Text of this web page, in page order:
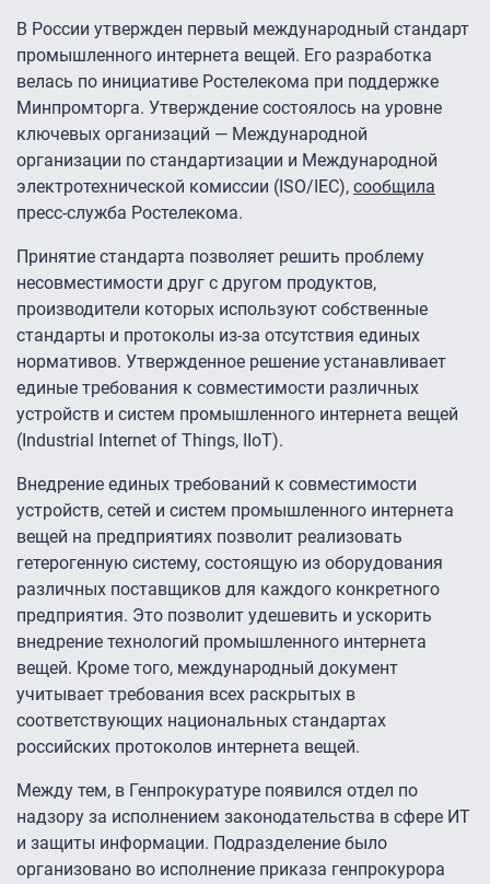
В России утвержден первый международный стандарт
промышленного интернета вещей. Его разработка
велась по инициативе Ростелекома при поддержке
Минпромторга. Утверждение состоялось на уровне
ключевых организаций — Международной
организации по стандартизации и Международной
электротехнической комиссии (ISO/IEC), сообщила
пресс-служба Ростелекома.
Принятие стандарта позволяет решить проблему
несовместимости друг с другом продуктов,
производители которых используют собственные
стандарты и протоколы из-за отсутствия единых
нормативов. Утвержденное решение устанавливает
единые требования к совместимости различных
устройств и систем промышленного интернета вещей
(Industrial Internet of Things, IIoT).
Внедрение единых требований к совместимости
устройств, сетей и систем промышленного интернета
вещей на предприятиях позволит реализовать
гетерогенную систему, состоящую из оборудования
различных поставщиков для каждого конкретного
предприятия. Это позволит удешевить и ускорить
внедрение технологий промышленного интернета
вещей. Кроме того, международный документ
учитывает требования всех раскрытых в
соответствующих национальных стандартах
российских протоколов интернета вещей.
Между тем, в Генпрокуратуре появился отдел по
надзору за исполнением законодательства в сфере ИТ
и защиты информации. Подразделение было
организовано во исполнение приказа генпрокурора